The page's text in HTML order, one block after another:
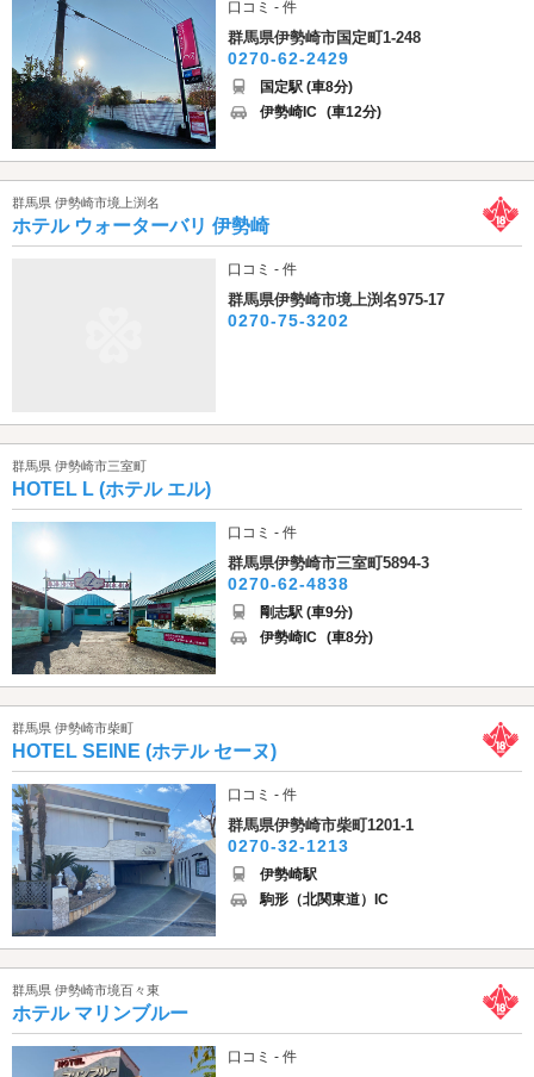
口コミ - 件
群馬県伊勢崎市国定町1-248
0270-62-2429
国定駅 (車8分)
伊勢崎IC (車12分)
群馬県 伊勢崎市境上渕名
ホテル ウォーターバリ 伊勢崎
口コミ - 件
群馬県伊勢崎市境上渕名975-17
0270-75-3202
群馬県 伊勢崎市三室町
HOTEL L (ホテル エル)
口コミ - 件
群馬県伊勢崎市三室町5894-3
0270-62-4838
剛志駅 (車9分)
伊勢崎IC (車8分)
群馬県 伊勢崎市柴町
HOTEL SEINE (ホテル セーヌ)
口コミ - 件
群馬県伊勢崎市柴町1201-1
0270-32-1213
伊勢崎駅
駒形（北関東道）IC
群馬県 伊勢崎市境百々東
ホテル マリンブルー
口コミ - 件